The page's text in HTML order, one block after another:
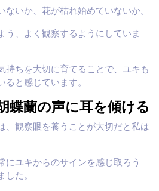
いか、花が枯れ始めていないか。
う、よく観察するようにしていま
持ちを大切に育てることで、ユキも
と感じています。
蝶蘭の声に耳を傾ける
、観察眼を養うことが大切だと私は
にユキからのサインを感じ取ろう
た。